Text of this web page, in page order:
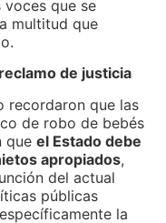
voces que se
multitud que
de justicia
recordaron que las
de robo de bebés
que el Estado debe
apropiados,
del actual
públicas
la